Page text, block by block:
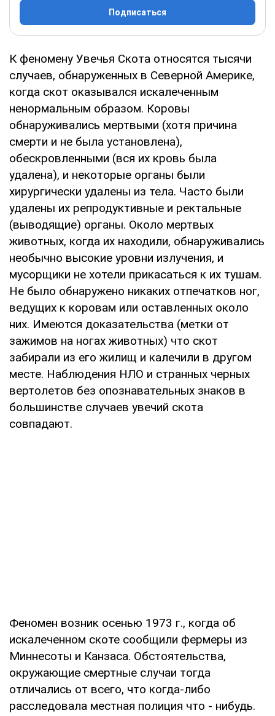
Подписаться
К феномену Увечья Скота относятся тысячи
случаев, обнаруженных в Северной Америке,
когда скот оказывался искалеченным
ненормальным образом. Коровы
обнаруживались мертвыми (хотя причина
смерти и не была установлена),
обескровленными (вся их кровь была
удалена), и некоторые органы были
хирургически удалены из тела. Часто были
удалены их репродуктивные и ректальные
(выводящие) органы. Около мертвых
животных, когда их находили, обнаруживались
необычно высокие уровни излучения, и
мусорщики не хотели прикасаться к их тушам.
Не было обнаружено никаких отпечатков ног,
ведущих к коровам или оставленных около
них. Имеются доказательства (метки от
зажимов на ногах животных) что скот
забирали из его жилищ и калечили в другом
месте. Наблюдения НЛО и странных черных
вертолетов без опознавательных знаков в
большинстве случаев увечий скота
совпадают.
Феномен возник осенью 1973 г., когда об
искалеченном скоте сообщили фермеры из
Mиннесоты и Канзаса. Обстоятельства,
окружающие смертные случаи тогда
отличались от всего, что когда-либо
расследовала местная полиция что - нибудь.